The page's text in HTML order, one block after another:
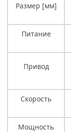
Размер [мм]
Питание
Привод
Скорость
Мощность